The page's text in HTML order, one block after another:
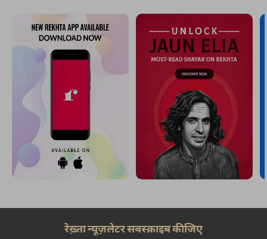
रेख़्ता न्यूज़लेटर सबस्क्राइब कीजिए